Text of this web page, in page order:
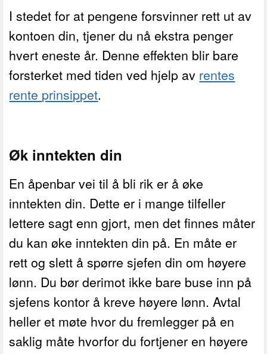
I stedet for at pengene forsvinner rett ut av
kontoen din, tjener du nå ekstra penger
hvert eneste år. Denne effekten blir bare
forsterket med tiden ved hjelp av rentes
rente prinsippet.
Øk inntekten din
En åpenbar vei til å bli rik er å øke
inntekten din. Dette er i mange tilfeller
lettere sagt enn gjort, men det finnes måter
du kan øke inntekten din på. En måte er
rett og slett å spørre sjefen din om høyere
lønn. Du bør derimot ikke bare buse inn på
sjefens kontor å kreve høyere lønn. Avtal
heller et møte hvor du fremlegger på en
saklig måte hvorfor du fortjener en høyere